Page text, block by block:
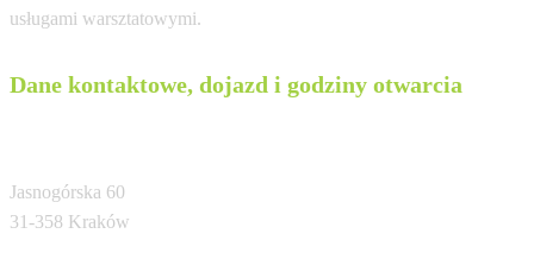
usługami warsztatowymi.
Dane kontaktowe, dojazd i godziny otwarcia
Jasnogórska 60
31-358 Kraków